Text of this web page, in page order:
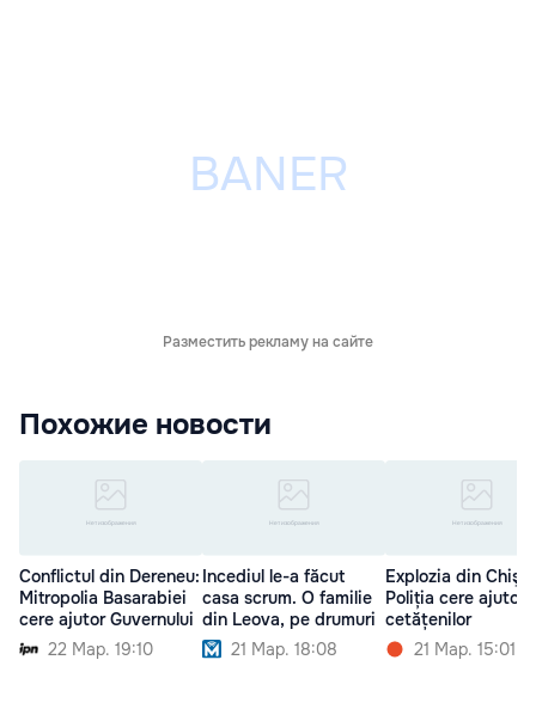
Разместить рекламу на сайте
Похожие новости
Conflictul din Dereneu:
Mitropolia Basarabiei
cere ajutor Guvernului
22 Мар. 19:10
Incediul le-a făcut
casa scrum. O familie
din Leova, pe drumuri
21 Мар. 18:08
Explozia din
Poliția cere
cetățenilor
21 Мар. 15:01